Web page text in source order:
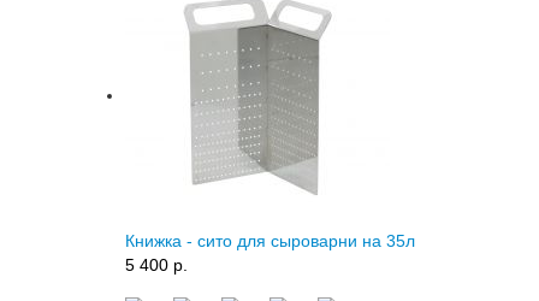
Книжка - сито для сыроварни на 35л
5 400 p.